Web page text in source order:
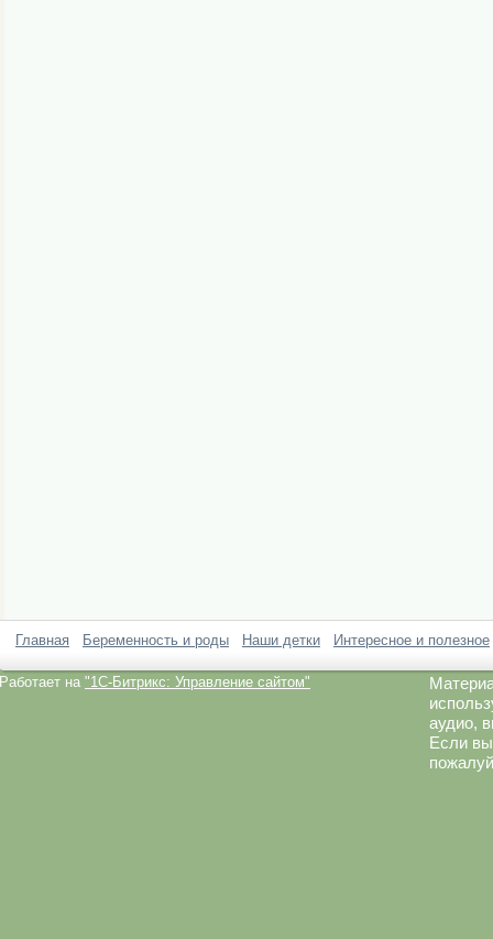
Главная Беременность и роды Наши детки Интересное и полезное
Работает на "1C-Битрикс: Управление сайтом"
аудио,
Если вы